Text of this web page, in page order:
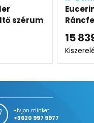
szérum
15
Hívjon minket
+3620 997 9977